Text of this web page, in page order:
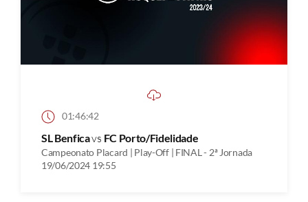
01:46:42
SL Benficavs FC Porto/Fidelidade
Campeonato Placard | Play-Off | FINAL - 2ª Jornada
19/06/2024 19:55